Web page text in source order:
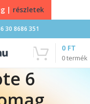
30 8686 351
0termék
0 FT
6
| részletek